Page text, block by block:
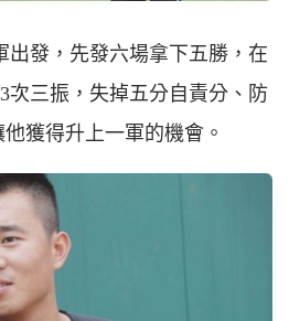
出發，先發六場拿下五勝，在
次三振，失掉五分自責分、防
獲得升上一軍的機會。